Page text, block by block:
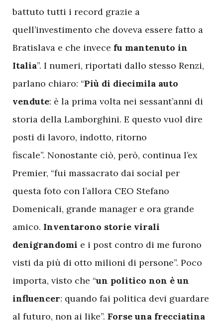
battuto tutti i record grazie a
quell’investimento che doveva essere fatto a
Bratislava e che invece fu mantenuto in
Italia”. I numeri, riportati dallo stesso Renzi,
parlano chiaro: “Più di diecimila auto
vendute: è la prima volta nei sessant’anni di
storia della Lamborghini. E questo vuol dire
posti di lavoro, indotto, ritorno
fiscale”. Nonostante ciò, però, continua l’ex
Premier, “fui massacrato dai social per
questa foto con l’allora CEO Stefano
Domenicali, grande manager e ora grande
amico. Inventarono storie virali
denigrandomi e i post contro di me furono
visti da più di otto milioni di persone”. Poco
importa, visto che “un politico non è un
influencer: quando fai politica devi guardare
al futuro, non ai like”. Forse una frecciatina